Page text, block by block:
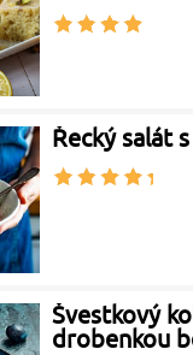
Řecký salát
Švestkový
drobenkou